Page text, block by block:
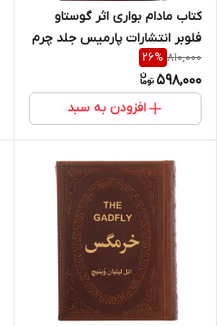
کتاب مادام بواری اثر گوستاو
فلوبر انتشارات پارمیس جلد چرم
طلاکوب
810,000
26%
598,000
افزودن به سبد